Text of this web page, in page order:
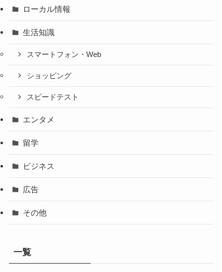
ローカル情報
生活知識
スマートフォン・Web
ショッピング
スピードテスト
エンタメ
留学
ビジネス
広告
その他
一覧